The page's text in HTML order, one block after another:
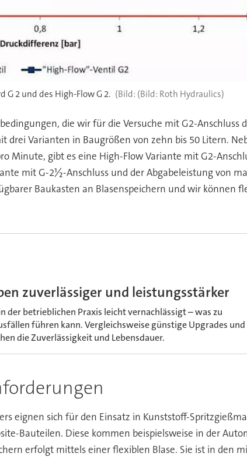
2 und des High-Flow G 2. (Bild: Roth Hydraulics)
die wir für die Versuche mit G2-Anschluss
Varianten in Baugrößen von zehn bis 50 Litern.
Minute, gibt es eine High-Flow Variante mit G2-
mit G-2½-Anschluss und der Abgabeleistung von
Baukasten an Blasenspeichern und wir können
zuverlässiger und leistungsstärker
der betrieblichen Praxis leicht vernachlässigt – was zu
führen kann. Vergleichsweise günstige Upgrades und
die Zuverlässigkeit und Lebensdauer.
eignen sich für den Einsatz in Kunststoff-
Bauteilen. Diese kommen beispielsweise in der
erfolgt mittels einer flexiblen Blase. Sie ist in den